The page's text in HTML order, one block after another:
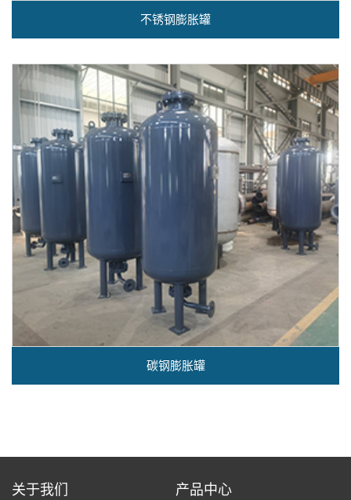
不锈钢膨胀罐
碳钢膨胀罐
关于我们 产品中心